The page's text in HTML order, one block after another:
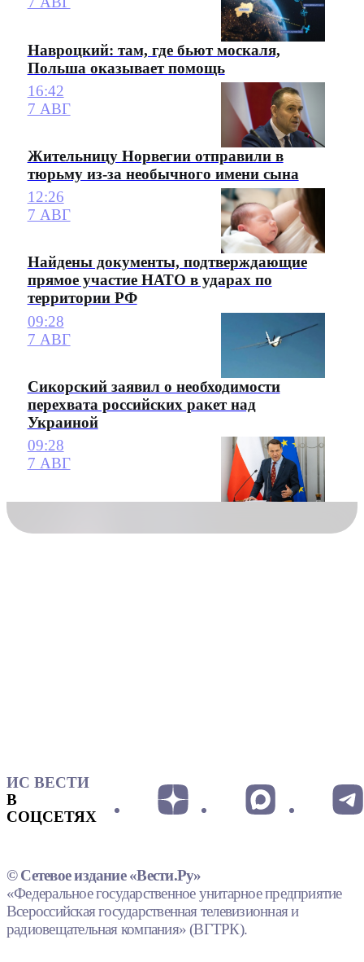
Навроцкий: там, где бьют москаля,
Польша оказывает помощь
16:42
7 АВГ
Жительницу Норвегии отправили в
тюрьму из-за необычного имени сына
12:26
7 АВГ
Найдены документы, подтверждающие
прямое участие НАТО в ударах по
территории РФ
09:28
7 АВГ
Сикорский заявил о необходимости
перехвата российских ракет над
Украиной
09:28
7 АВГ
ИС ВЕСТИ
В
СОЦСЕТЯХ
© Сетевое издание «Вести.Ру»
«Федеральное государственное унитарное предприятие
Всероссийская государственная телевизионная и
радиовещательная компания» (ВГТРК).